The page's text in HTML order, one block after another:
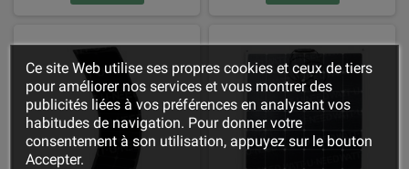
Ce site Web utilise ses propres cookies et ceux de tiers
pour améliorer nos services et vous montrer des
publicités liées à vos préférences en analysant vos
habitudes de navigation. Pour donner votre
consentement à son utilisation, appuyez sur le bouton
Accepter.